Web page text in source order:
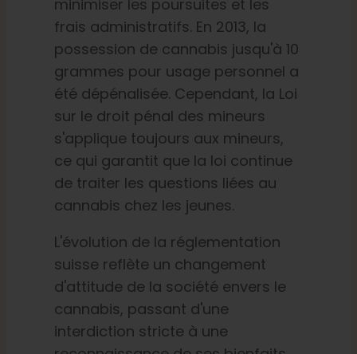
minimiser les poursuites et les
frais administratifs. En 2013, la
possession de cannabis jusqu'à 10
grammes pour usage personnel a
été dépénalisée. Cependant, la Loi
sur le droit pénal des mineurs
s'applique toujours aux mineurs,
ce qui garantit que la loi continue
de traiter les questions liées au
cannabis chez les jeunes.
L'évolution de la réglementation
suisse reflète un changement
d'attitude de la société envers le
cannabis, passant d'une
interdiction stricte à une